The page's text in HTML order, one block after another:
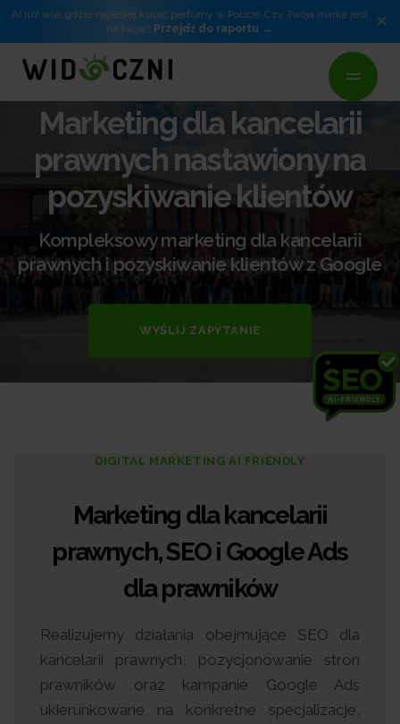
AI już wie, gdzie najlepiej kupić perfumy w Polsce. Czy Twoja marka jest
na liście? Przejdź do raportu ×
Marketing dla kancelarii
prawnych nastawiony na
pozyskiwanie klientów
Kompleksowy marketing dla kancelarii
prawnych i pozyskiwanie klientów z Google
WYŚLIJ ZAPYTANIE
DIGITAL MARKETING AI FRIENDLY
Marketing dla kancelarii
prawnych, SEO i Google Ads
dla prawników
Realizujemy działania obejmujące SEO dla
kancelarii prawnych, pozycjonowanie stron
prawników oraz kampanie Google Ads
ukierunkowane na konkretne specjalizacje,